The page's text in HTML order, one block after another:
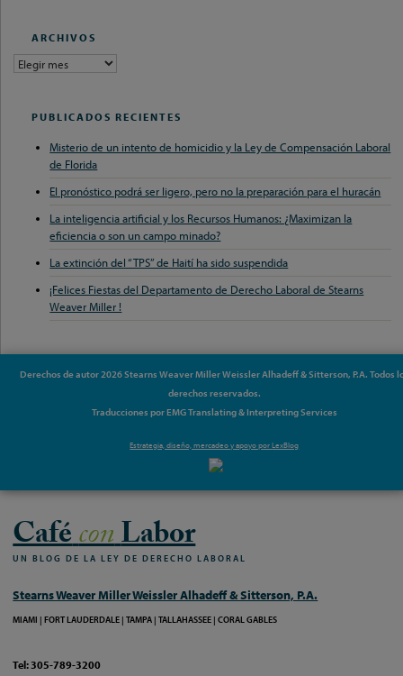
ARCHIVOS
archivos
PUBLICADOS RECIENTES
Misterio de un intento de homicidio y la Ley de Compensación Laboral
de Florida
El pronóstico podrá ser ligero, pero no la preparación para el huracán
La inteligencia artificial y los Recursos Humanos: ¿Maximizan la
eficiencia o son un campo minado?
La extinción del “TPS” de Haití ha sido suspendida
¡Felices Fiestas del Departamento de Derecho Laboral de Stearns
Weaver Miller !
Derechos de autor 2026 Stearns Weaver Miller Weissler Alhadeff & Sitterson, P.A. Todos
derechos reservados.
Traducciones por EMG Translating & Interpreting Services
Estrategia, diseño, mercadeo y apoyo porLexBlog
CaféconLabor
UN BLOG DE LA LEY DE DERECHO LABORAL
Stearns Weaver Miller Weissler Alhadeff & Sitterson, P.A.
MIAMI FORT LAUDERDALE TAMPA TALLAHASSEE CORAL GABLES
Tel: 305-789-3200